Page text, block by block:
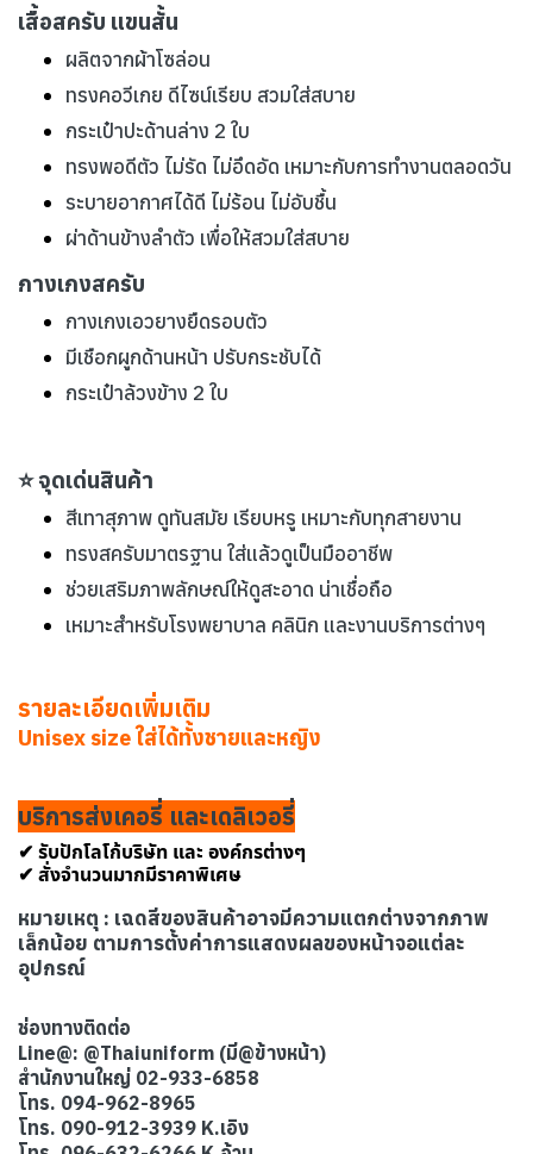
เสื้อสครับ แขนสั้น
ผลิตจากผ้าโซล่อน
ทรงคอวีเกย ดีไซน์เรียบ สวมใส่สบาย
กระเป๋าปะด้านล่าง 2 ใบ
ทรงพอดีตัว ไม่รัด ไม่อึดอัด เหมาะกับการทำงานตลอดวัน
ระบายอากาศได้ดี ไม่ร้อน ไม่อับชื้น
ผ่าด้านข้างลำตัว เพื่อให้สวมใส่สบาย
กางเกงสครับ
กางเกงเอวยางยืดรอบตัว
มีเชือกผูกด้านหน้า ปรับกระชับได้
กระเป๋าล้วงข้าง 2 ใบ
⭐ จุดเด่นสินค้า
สีเทาสุภาพ ดูทันสมัย เรียบหรู เหมาะกับทุกสายงาน
ทรงสครับมาตรฐาน ใส่แล้วดูเป็นมืออาชีพ
ช่วยเสริมภาพลักษณ์ให้ดูสะอาด น่าเชื่อถือ
เหมาะสำหรับโรงพยาบาล คลินิก และงานบริการต่างๆ
รายละเอียดเพิ่มเติม
Unisex size ใส่ได้ทั้งชายและหญิง
บริการส่งเคอรี่ และเดลิเวอรี่
✔ รับปักโลโก้บริษัท และ องค์กรต่างๆ
✔ สั่งจำนวนมากมีราคาพิเศษ
หมายเหตุ : เฉดสีของสินค้าอาจมีความแตกต่างจากภาพ
เล็กน้อย ตามการตั้งค่าการแสดงผลของหน้าจอแต่ละ
อุปกรณ์
ช่องทางติดต่อ
Line@: @Thaiuniform (มี@ข้างหน้า)
สำนักงานใหญ่ 02-933-6858
โทร. 094-962-8965
โทร. 090-912-3939 K.เอิง